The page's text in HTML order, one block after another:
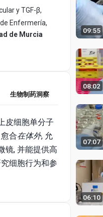
y TGF-β,
Enfermería,
de Murcia
生物制药洞察
皮细胞单分子
合在体外, 允
镜, 并能提供高
细胞行为和参
09:55
08:02
07:07
06:10